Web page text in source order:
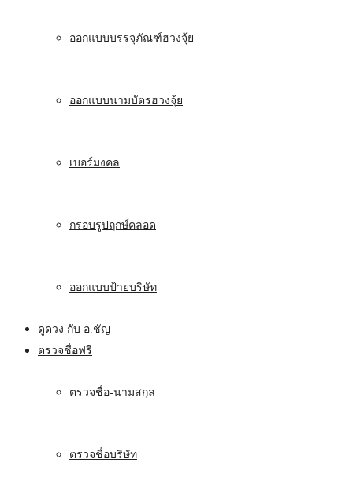
ออกแบบบรรจุภัณฑ์ฮวงจุ้ย
ออกแบบนามบัตรฮวงจุ้ย
เบอร์มงคล
กรอบรูปฤกษ์คลอด
ออกแบบป้ายบริษัท
ดูดวง กับ อ.ชัญ
ตรวจชื่อฟรี
ตรวจชื่อ-นามสกุล
ตรวจชื่อบริษัท